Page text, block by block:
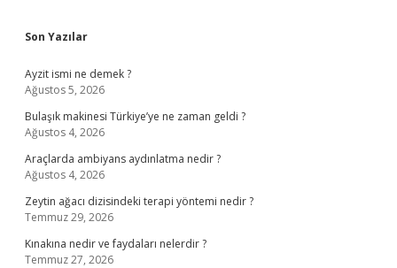
Sidebar
Son Yazılar
Ayzit ismi ne demek ?
Ağustos 5, 2026
Bulaşık makinesi Türkiye’ye ne zaman geldi ?
Ağustos 4, 2026
Araçlarda ambiyans aydınlatma nedir ?
Ağustos 4, 2026
Zeytin ağacı dizisindeki terapi yöntemi nedir ?
Temmuz 29, 2026
Kınakına nedir ve faydaları nelerdir ?
Temmuz 27, 2026